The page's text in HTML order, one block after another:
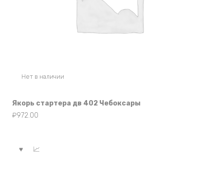
Нет в наличии
Якорь стартера дв 402 Чебоксары
₽972.00